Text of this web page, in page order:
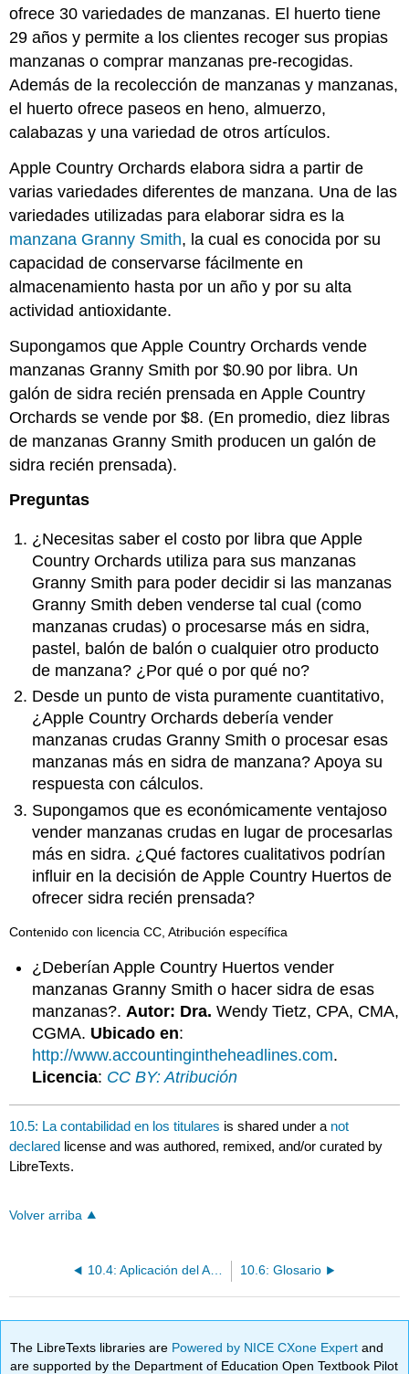
ofrece 30 variedades de manzanas. El huerto tiene
29 años y permite a los clientes recoger sus propias
manzanas o comprar manzanas pre-recogidas.
Además de la recolección de manzanas y manzanas,
el huerto ofrece paseos en heno, almuerzo,
calabazas y una variedad de otros artículos.
Apple Country Orchards elabora sidra a partir de
varias variedades diferentes de manzana. Una de las
variedades utilizadas para elaborar sidra es la
manzana Granny Smith, la cual es conocida por su
capacidad de conservarse fácilmente en
almacenamiento hasta por un año y por su alta
actividad antioxidante.
Supongamos que Apple Country Orchards vende
manzanas Granny Smith por $0.90 por libra. Un
galón de sidra recién prensada en Apple Country
Orchards se vende por $8. (En promedio, diez libras
de manzanas Granny Smith producen un galón de
sidra recién prensada).
Preguntas
¿Necesitas saber el costo por libra que Apple
Country Orchards utiliza para sus manzanas
Granny Smith para poder decidir si las manzanas
Granny Smith deben venderse tal cual (como
manzanas crudas) o procesarse más en sidra,
pastel, balón de balón o cualquier otro producto
de manzana? ¿Por qué o por qué no?
Desde un punto de vista puramente cuantitativo,
¿Apple Country Orchards debería vender
manzanas crudas Granny Smith o procesar esas
manzanas más en sidra de manzana? Apoya su
respuesta con cálculos.
Supongamos que es económicamente ventajoso
vender manzanas crudas en lugar de procesarlas
más en sidra. ¿Qué factores cualitativos podrían
influir en la decisión de Apple Country Huertos de
ofrecer sidra recién prensada?
Contenido con licencia CC, Atribución específica
¿Deberían Apple Country Huertos vender
manzanas Granny Smith o hacer sidra de esas
manzanas?. Autor: Dra. Wendy Tietz, CPA, CMA,
CGMA. Ubicado en:
http://www.accountingintheheadlines.com.
Licencia: CC BY: Atribución
10.5: La contabilidad en los titulares is shared under a not
declared license and was authored, remixed, and/or curated by
LibreTexts.
Volver arriba
10.4: Aplicación del Análisis Diferencial a las Decisiones de Calidad 10.6: Glosario
The LibreTexts libraries are Powered by NICE CXone Expertand
are supported by the Department of Education Open Textbook Pilot